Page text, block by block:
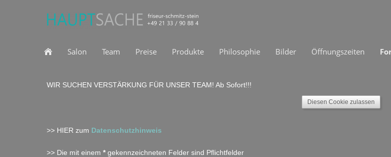
Salon Team Preise Produkte Philosophie Bilder Öffnungszeiten
WIR SUCHEN VERSTÄRKUNG FÜR UNSER TEAM! Ab Sofort!!!
Diesen Cookie zulassen
>> HIER zum Datenschutzhinweis
>> Die mit einem * gekennzeichneten Felder sind Pflichtfelder